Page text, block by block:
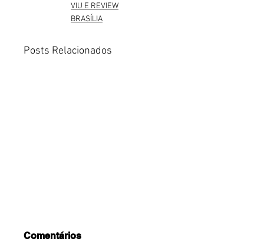
VIU E REVIEW
BRASÍLIA
Posts Relacionados
Comentários